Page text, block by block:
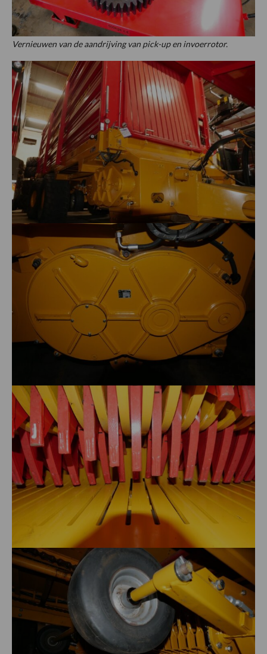
Vernieuwen van de aandrijving van pick-up en invoerrotor.